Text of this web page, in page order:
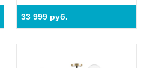
33 999 руб.